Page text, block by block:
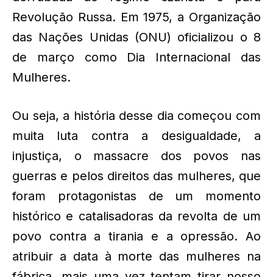
Revolução Russa. Em 1975, a Organização
das Nações Unidas (ONU) oficializou o 8
de março como Dia Internacional das
Mulheres.
Ou seja, a história desse dia começou com
muita luta contra a desigualdade, a
injustiça, o massacre dos povos nas
guerras e pelos direitos das mulheres, que
foram protagonistas de um momento
histórico e catalisadoras da revolta de um
povo contra a tirania e a opressão. Ao
atribuir a data à morte das mulheres na